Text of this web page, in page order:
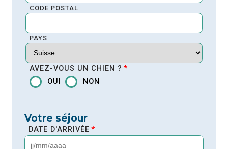
CODE POSTAL
PAYS
AVEZ-VOUS UN CHIEN ? *
OUI
NON
Votre séjour
DATE D'ARRIVÉE *
JJ